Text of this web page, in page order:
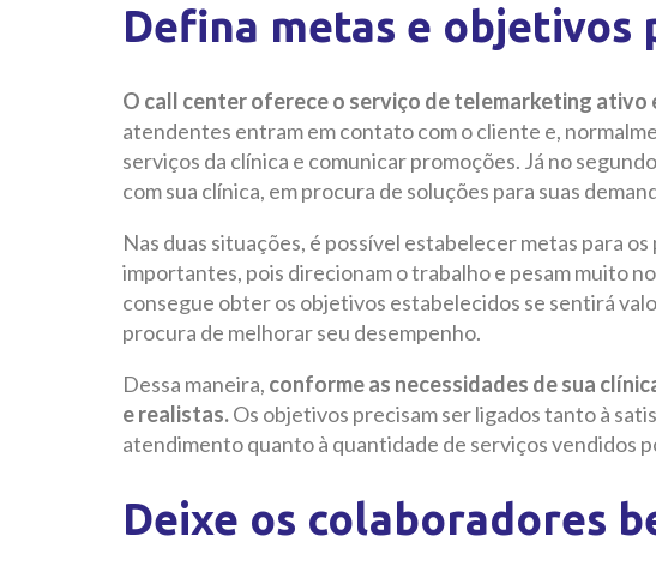
Defina metas e objetivos
O call center oferece o serviço de telemarketing ativo
atendentes entram em contato com o cliente e,
serviços da clínica e comunicar promoções. Já no
com sua clínica, em procura de soluções para suas
Nas duas situações, é possível estabelecer metas para
importantes, pois direcionam o trabalho e pesam muito
consegue obter os objetivos estabelecidos se sentirá
procura de melhorar seu desempenho.
Dessa maneira, conforme as necessidades de sua
e realistas.Os objetivos precisam ser ligados tanto à
atendimento quanto à quantidade de serviços vendidos
Deixe os colaboradores